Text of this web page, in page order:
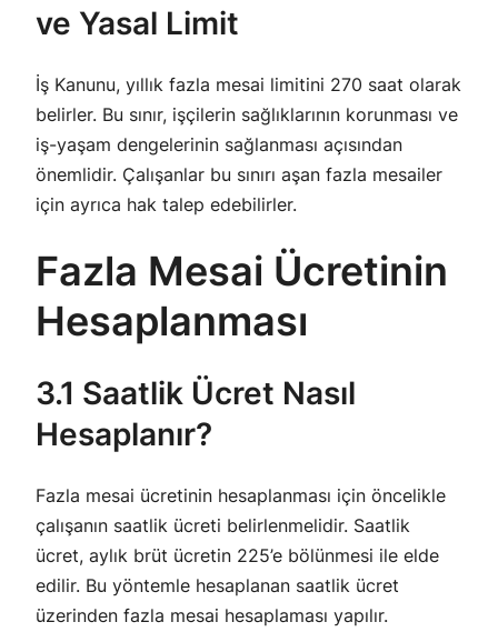
ve Yasal Limit
İş Kanunu, yıllık fazla mesai limitini 270 saat olarak
belirler. Bu sınır, işçilerin sağlıklarının korunması ve
iş-yaşam dengelerinin sağlanması açısından
önemlidir. Çalışanlar bu sınırı aşan fazla mesailer
için ayrıca hak talep edebilirler.
Fazla Mesai Ücretinin
Hesaplanması
3.1 Saatlik Ücret Nasıl
Hesaplanır?
Fazla mesai ücretinin hesaplanması için öncelikle
çalışanın saatlik ücreti belirlenmelidir. Saatlik
ücret, aylık brüt ücretin 225’e bölünmesi ile elde
edilir. Bu yöntemle hesaplanan saatlik ücret
üzerinden fazla mesai hesaplaması yapılır.